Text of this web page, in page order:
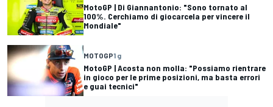
MotoGP | Di Giannantonio: "Sono tornato al
100%. Cerchiamo di giocarcela per vincere il
Mondiale"
MOTOGP1 g
MotoGP | Acosta non molla: "Possiamo rientrare
in gioco per le prime posizioni, ma basta errori
e guai tecnici"